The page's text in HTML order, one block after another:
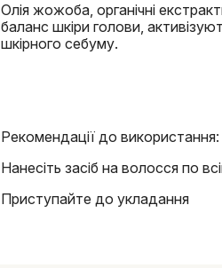
Олія жожоба, органічні
баланс шкіри голови,
шкірного себуму.
Рекомендації до використання:
Нанесіть засіб на волосся по
Приступайте до укладання